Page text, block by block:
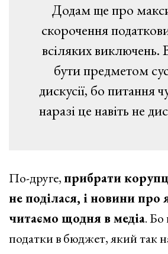
Додам ще про
скорочення
всіляких виключень.
бути предметом
дискусії, бо питання
наразі це навіть не
По-друге,прибрати
не поділася, і новини про
читаємо щодня в медіа. Бо
податки в бюджет, який так